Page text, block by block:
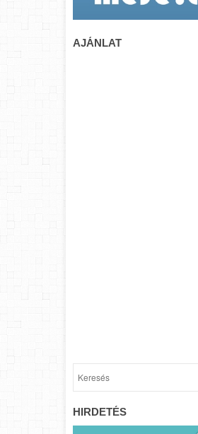
AJÁNLAT
HIRDETÉS